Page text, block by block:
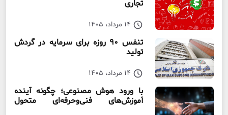
تجاری
14 مرداد، 1405
تنفس ۹۰ روزه برای سرمایه در گردش
تولید
14 مرداد، 1405
با ورود هوش مصنوعی؛ چگونه آینده
آموزش‌های فنی‌وحرفه‌ای متحول